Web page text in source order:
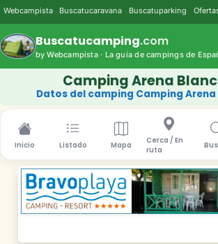
Webcampista Buscatucaravana Buscatuparking
Buscatucamping.com
by Webcampista · La guía de campings de
Camping Arena
Datos del camping Camping Arena
Inicio Listado Mapa
Cerca / En
ruta